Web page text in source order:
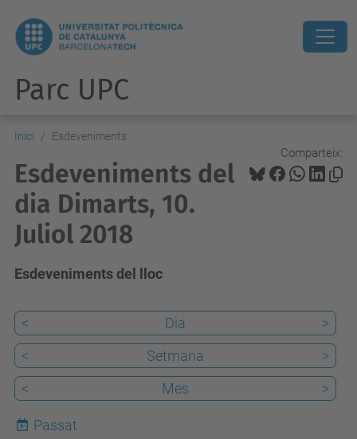
Parc UPC
Inici Esdeveniments
Comparteix:
Esdeveniments del
dia Dimarts, 10.
Juliol 2018
Esdeveniments del lloc
< Dia
>
<
Setmana
>
<
Mes >
Passat